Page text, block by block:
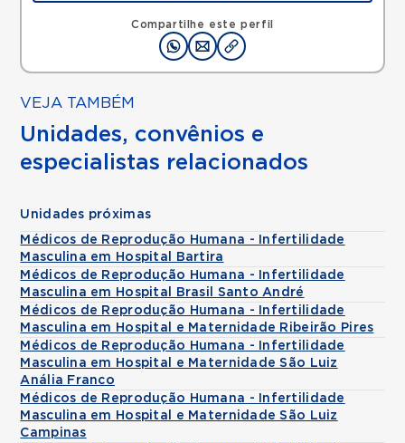
Compartilhe este perfil
Rua Doutor Alceu de Campos Rodrigues, Vila Nova
Conceicao, Sao Paulo, SP, 04544000 •
VEJA TAMBÉM
Unidades, convênios e
especialistas relacionados
Unidades próximas
Médicos de Reprodução Humana - Infertilidade
Masculina em Hospital Bartira
Médicos de Reprodução Humana - Infertilidade
Masculina em Hospital Brasil Santo André
Médicos de Reprodução Humana - Infertilidade
Masculina em Hospital e Maternidade Ribeirão Pires
Médicos de Reprodução Humana - Infertilidade
Masculina em Hospital e Maternidade São Luiz
Anália Franco
Médicos de Reprodução Humana - Infertilidade
Masculina em Hospital e Maternidade São Luiz
Campinas